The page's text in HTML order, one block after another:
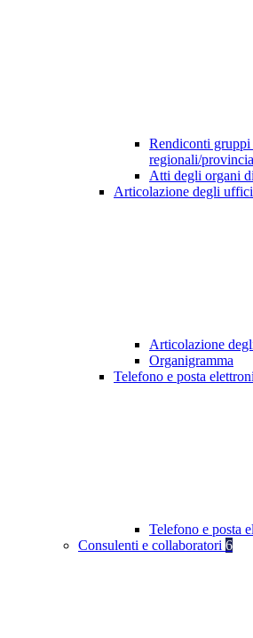
Rendiconti
regionali/
Atti degli organi
Articolazione degli uffici
Articolazione
Organigramma
Telefono e posta
Telefono e posta
Consulenti e collaboratori 6